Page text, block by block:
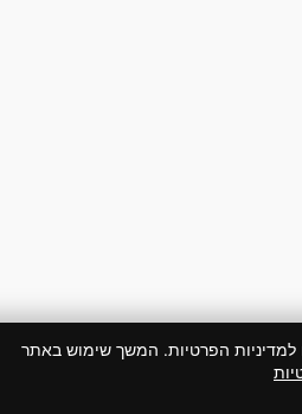
הפרטיות. המשך שימוש באתר